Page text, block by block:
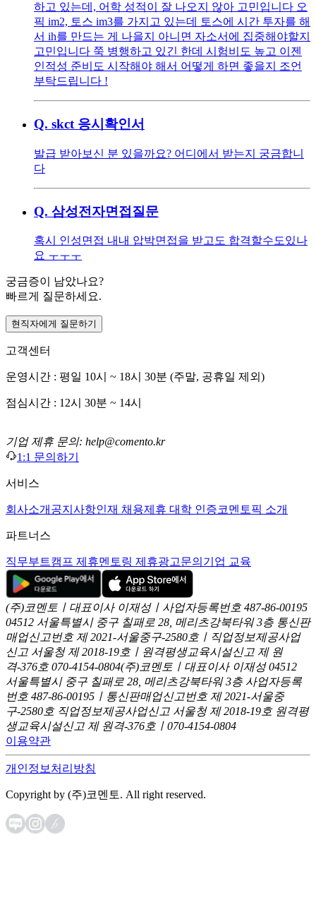
하고 있는데, 어학 성적이 잘 나오지 않아 고민입니다 오
픽 im2, 토스 im3를 가지고 있는데 토스에 시간 투자를 해
서 ih를 만드는 게 나을지 아니면 자소서에 집중해야할지
고민입니다 쭉 병행하고 있긴 한데 시험비도 높고 이젠
인적성 준비도 시작해야 해서 어떻게 하면 좋을지 조언
부탁드립니다 !
Q. skct 응시확인서
발급 받아보신 분 있을까요? 어디에서 받는지 궁금합니
다
Q. 삼성전자면접질문
혹시 인성면접 내내 압박면접을 받고도 합격할수도있나
요 ㅜㅜㅜ
궁금증이 남았나요?
빠르게 질문하세요.
현직자에게 질문하기
고객센터
운영시간 : 평일 10시 ~ 18시 30분 (주말, 공휴일 제외)
점심시간 : 12시 30분 ~ 14시
기업 제휴 문의: help@comento.kr
1:1 문의하기
서비스
회사소개 공지사항인재 채용제휴 대학 인증코멘토픽 소개
파트너스
직무부트캠프 제휴멘토링 제휴광고문의 기업 교육
(주)코멘토ㅣ대표이사 이재성ㅣ사업자등록번호 487-86-00195
04512 서울특별시 중구 칠패로 28, 메리츠강북타워 3층 통신판
매업신고번호 제 2021-서울중구-2580호ㅣ직업정보제공사업
신고 서울청 제 2018-19호ㅣ원격평생교육시설신고 제 원
격-376호 070-4154-0804(주)코멘토ㅣ대표이사 이재성 04512
서울특별시 중구 칠패로 28, 메리츠강북타워 3층 사업자등록
번호 487-86-00195ㅣ통신판매업신고번호 제 2021-서울중
구-2580호 직업정보제공사업신고 서울청 제 2018-19호 원격평
생교육시설신고 제 원격-376호ㅣ070-4154-0804
이용약관
개인정보처리방침
Copyright by (주)코멘토. All right reserved.